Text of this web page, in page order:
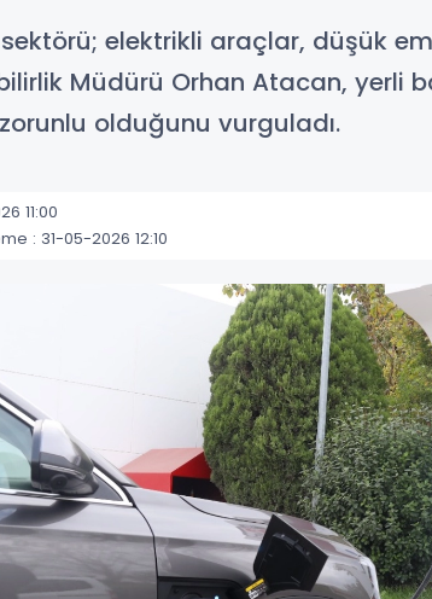
elektrikli araçlar, düşük
Müdürü Orhan Atacan, yerli
olduğunu vurguladı.
11:00
: 31-05-2026 12:10